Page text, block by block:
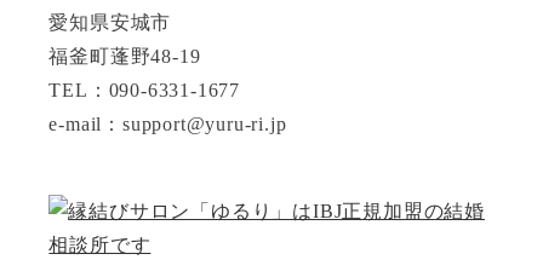
愛知県安城市
福釜町蓬野48-19
TEL：090-6331-1677
e-mail：support@yuru-ri.jp